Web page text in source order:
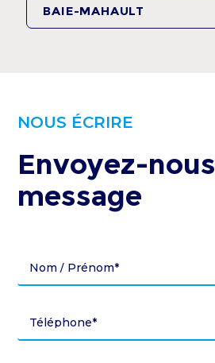
BAIE-MAHAULT
NOUS ÉCRIRE
Envoyez-nous
message